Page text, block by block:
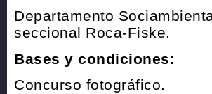
Departamento
seccional Roca-Fiske.
Bases y condiciones:
Concurso fotográfico.